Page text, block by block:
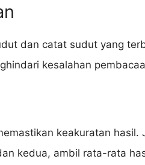
dan catat sudut yang
kesalahan
keakuratan hasil.
kedua, ambil rata-rata